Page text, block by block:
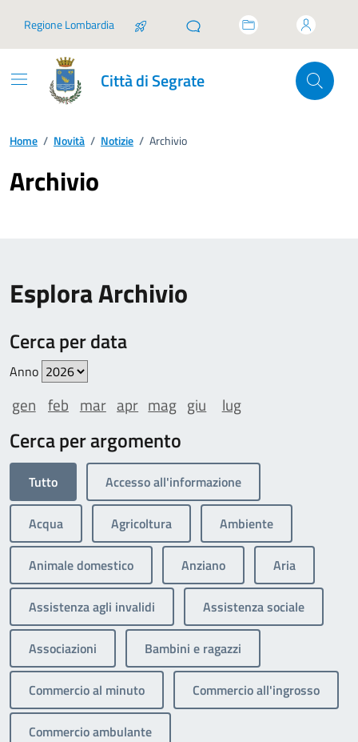
Regione Lombardia
Città di Segrate
Home / Novità / Notizie / Archivio
Archivio
Esplora Archivio
Cerca per data
Anno
gen feb mar apr mag giu lug
Cerca per argomento
Tutto Accesso all'informazione
Acqua Agricoltura Ambiente
Animale domestico Anziano Aria
Assistenza agli invalidi Assistenza sociale
Associazioni Bambini e ragazzi
Commercio al minuto Commercio all'ingrosso
Commercio ambulante